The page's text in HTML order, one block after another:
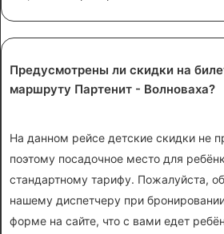
Предусмотрены ли скидки на
маршруту Партенит - Волноваха?
На данном рейсе детские скидки не
поэтому посадочное место для
стандартному тарифу. Пожалуйста,
нашему диспетчеру при
форме на сайте, что с вами едет